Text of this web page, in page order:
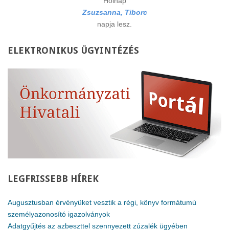
Zsuzsanna, Tiborc
napja lesz.
ELEKTRONIKUS ÜGYINTÉZÉS
LEGFRISSEBB HÍREK
Augusztusban érvényüket vesztik a régi, könyv formátumú
személyazonosító igazolványok
Adatgyűjtés az azbeszttel szennyezett zúzalék ügyében